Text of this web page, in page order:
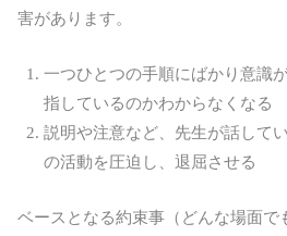
害があります。
一つひとつの手順にばかり意識
指しているのかわからなくなる
説明や注意など、先生が話して
の活動を圧迫し、退屈させる
ベースとなる約束事（どんな場面で